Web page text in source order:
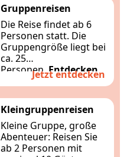
Gruppenreisen
Die Reise findet ab 6
Personen statt. Die
Gruppengröße liegt bei
ca. 25
Personen.Entdecken
Sie Südostasien
komfortabel mit
Indochinatravels
Jetzt entdecken
Kleingruppenreisen
Kleine Gruppe, große
Abenteuer: Reisen Sie
ab 2 Personen mit